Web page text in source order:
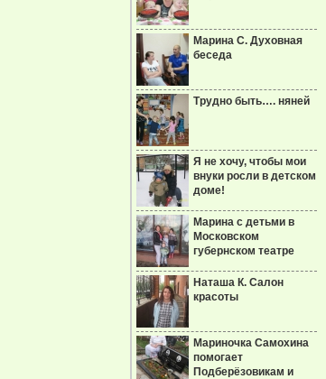
Марина С. Духовная
беседа
Трудно быть…. няней
Я не хочу, чтобы мои
внуки росли в детском
доме!
Марина с детьми в
Московском
губернском театре
Наташа К. Салон
красоты
Мариночка Самохина
помогает
Подберёзовикам и